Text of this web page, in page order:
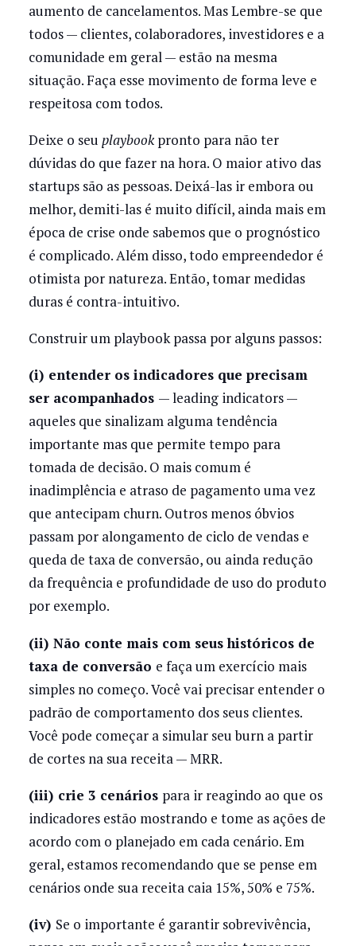
aumento de cancelamentos. Mas Lembre-se que
todos — clientes, colaboradores, investidores e a
comunidade em geral — estão na mesma
situação. Faça esse movimento de forma leve e
respeitosa com todos.
Deixe o seu playbook pronto para não ter
dúvidas do que fazer na hora. O maior ativo das
startups são as pessoas. Deixá-las ir embora ou
melhor, demiti-las é muito difícil, ainda mais em
época de crise onde sabemos que o prognóstico
é complicado. Além disso, todo empreendedor é
otimista por natureza. Então, tomar medidas
duras é contra-intuitivo.
Construir um playbook passa por alguns passos:
(i) entender os indicadores que precisam
ser acompanhados — leading indicators —
aqueles que sinalizam alguma tendência
importante mas que permite tempo para
tomada de decisão. O mais comum é
inadimplência e atraso de pagamento uma vez
que antecipam churn. Outros menos óbvios
passam por alongamento de ciclo de vendas e
queda de taxa de conversão, ou ainda redução
da frequência e profundidade de uso do produto
por exemplo.
(ii) Não conte mais com seus históricos de
taxa de conversão e faça um exercício mais
simples no começo. Você vai precisar entender o
padrão de comportamento dos seus clientes.
Você pode começar a simular seu burn a partir
de cortes na sua receita — MRR.
(iii) crie 3 cenários para ir reagindo ao que os
indicadores estão mostrando e tome as ações de
acordo com o planejado em cada cenário. Em
geral, estamos recomendando que se pense em
cenários onde sua receita caia 15%, 50% e 75%.
(iv) Se o importante é garantir sobrevivência,